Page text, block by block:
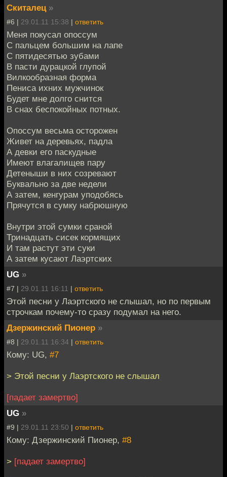
Скиталец »
#6 | 29.01.11 15:38 | ответить
Меня покусал опоссум
С пальцем большим на лапе
С пятидесятью зубами
В пасти дурацкой глупой
Вилкообразная форма
Пениса ихних мужчинок
Будет мне долго снится
В снах беспокойных потных.
Опоссум весьма осторожен
Живет на деревьях, падла
А девки его паскудные
Имеют влагалищев пару
Детеныши в них созревают
Буквально за две недели
А затем, кенгурам уподобясь
Прячутся в сумку набрюшную
Внутри этой сумки сраной
Тринадцать сисек кормящих
И там растут эти суки
А затем кусают Лаэртских
UG »
#7 | 29.01.11 16:11 | ответить
Этой песни у Лаэртского не слышал, но по первым
строчкам почему-то сразу подумал на него.
Дзержинский Пионер »
#8 | 29.01.11 16:34 | ответить
Кому: UG, #7
> Этой песни у Лаэртского не слышал
[падает замертво]
UG »
#9 | 29.01.11 23:50 | ответить
Кому: Дзержинский Пионер, #8
> [падает замертво]